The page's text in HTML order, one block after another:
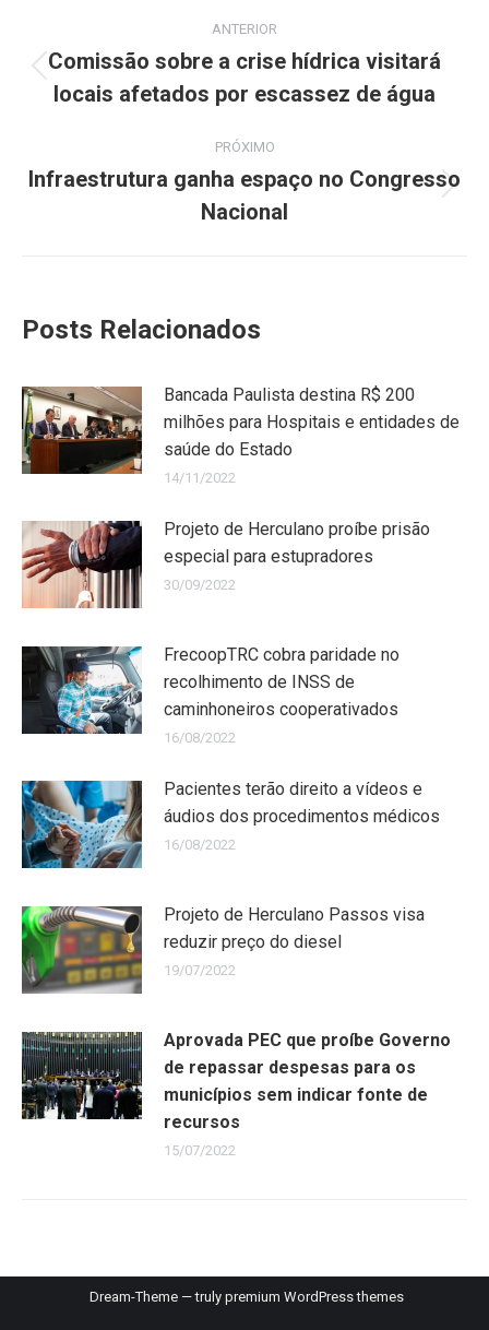
de
post:
ANTERIOR
anterior:
Comissão sobre a crise hídrica visitará
locais afetados por escassez de água
PRÓXIMO
Próximo
post:
Infraestrutura ganha espaço no Congresso
Nacional
Posts Relacionados
Bancada Paulista destina R$ 200
milhões para Hospitais e entidades de
saúde do Estado
14/11/2022
Projeto de Herculano proíbe prisão
especial para estupradores
30/09/2022
FrecoopTRC cobra paridade no
recolhimento de INSS de
caminhoneiros cooperativados
16/08/2022
Pacientes terão direito a vídeos e
áudios dos procedimentos médicos
16/08/2022
Projeto de Herculano Passos visa
reduzir preço do diesel
19/07/2022
Aprovada PEC que proíbe Governo
de repassar despesas para os
municípios sem indicar fonte de
recursos
15/07/2022
Dream-Theme — truly premium WordPress themes